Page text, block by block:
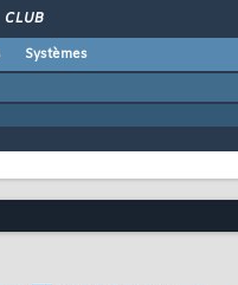
CLUB
Systèmes